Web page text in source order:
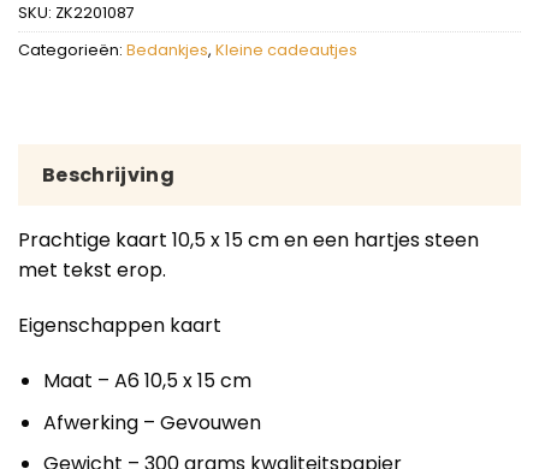
SKU: ZK2201087
Categorieën: Bedankjes, Kleine cadeautjes
Beschrijving
Prachtige kaart 10,5 x 15 cm en een hartjes steen
met tekst erop.
Eigenschappen kaart
Maat – A6 10,5 x 15 cm
Afwerking – Gevouwen